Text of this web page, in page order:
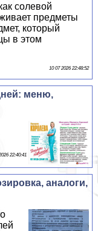
солевой
предметы
который
в этом
10 07 2026 22:48:52
меню,
22:40:41
аналоги,